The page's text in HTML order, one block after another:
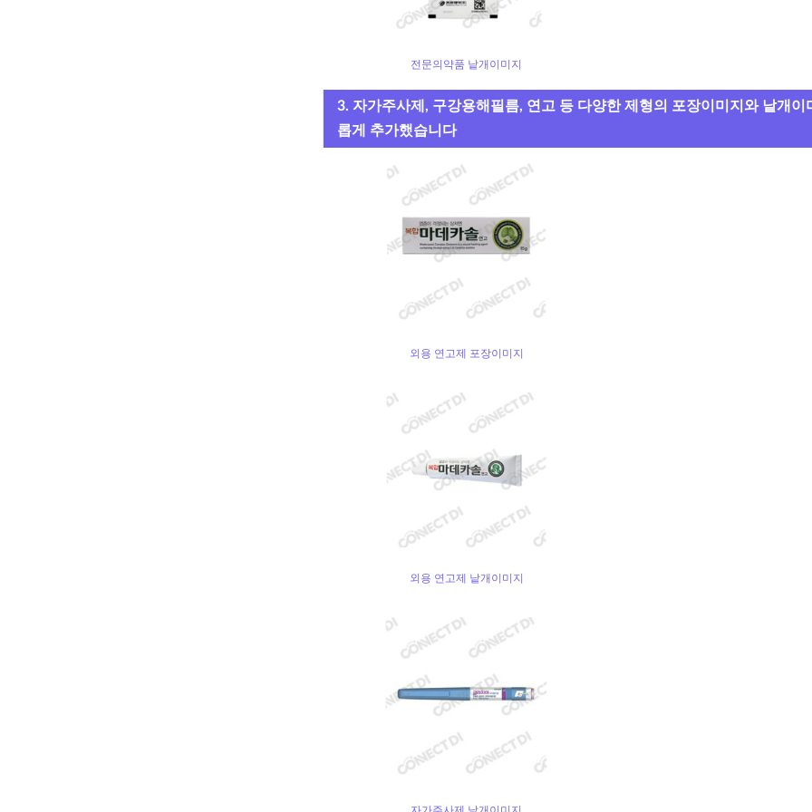
전문의약품 낱개이미지
3. 자가주사제, 구강용해필름, 연고 등 다양한 제형의 포장이미지와 낱개이
롭게 추가했습니다
외용 연고제 포장이미지
외용 연고제 낱개이미지